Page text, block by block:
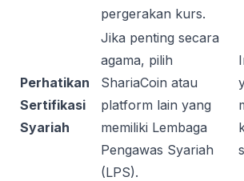
pergerakan kurs.
Perhatikan
Sertifikasi
Syariah
Jika penting secara
agama, pilih
ShariaCoin atau
platform lain yang
memiliki Lembaga
Pengawas Syariah
(LPS).